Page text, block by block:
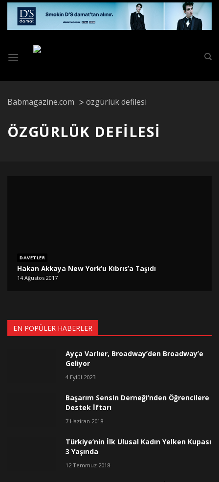
Skip
content
Babmagazine.com özgürlük defilesi
ÖZGÜRLÜK DEFILESI
DAVETLER
Hakan Akkaya New York’u Kıbrıs’a Taşıdı
14 Ağustos 2017
EN POPÜLER HABERLER
Ayça Varlıer, Broadway’den Broadway’e
Geliyor
4 Eylül 2023
Başarım Sensin Derneği’nden Öğrencilere
Destek İftarı
7 Haziran 2018
Türkiye’nin İlk Ulusal Kadın Yelken Kupası
3 Yaşında
12 Temmuz 2018